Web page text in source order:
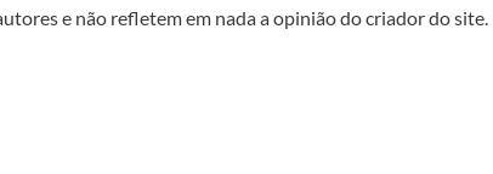
e não refletem em nada a opinião do criador do site.